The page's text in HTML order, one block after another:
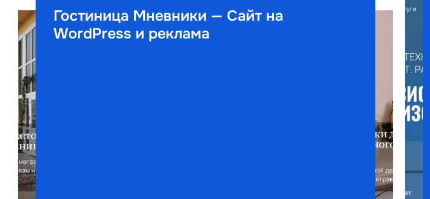
Гостиница Мневники — Сайт на
WordPress и реклама